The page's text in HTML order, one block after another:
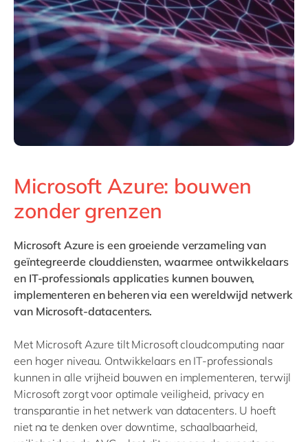
Philippines
en
Singapore
en
Switzerland
en
UK & Ireland
en
USA & Canada
en
Microsoft Azure: bouwen
zonder grenzen
Microsoft Azure is een groeiende verzameling van
geïntegreerde clouddiensten, waarmee ontwikkelaars
en IT-professionals applicaties kunnen bouwen,
implementeren en beheren via een wereldwijd netwerk
van Microsoft-datacenters.
Met Microsoft Azure tilt Microsoft cloudcomputing naar
een hoger niveau. Ontwikkelaars en IT-professionals
kunnen in alle vrijheid bouwen en implementeren, terwijl
Microsoft zorgt voor optimale veiligheid, privacy en
transparantie in het netwerk van datacenters. U hoeft
niet na te denken over downtime, schaalbaarheid,